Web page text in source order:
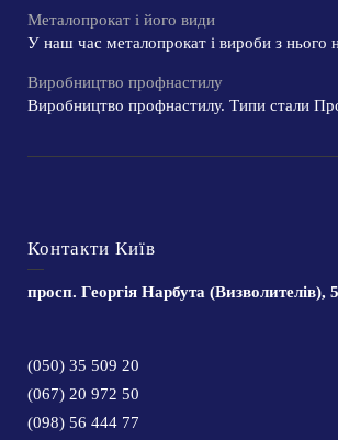
Металопрокат і його види
У наш час металопрокат і вироби з нього
Виробництво профнастилу
Виробництво профнастилу. Типи стали
Контакти Київ
просп. Георгія Нарбута (Визволителів), 5
(050) 35 509 20
(067) 20 972 50
(098) 56 444 77